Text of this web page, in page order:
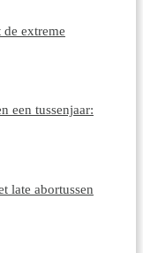
extreme
een tussenjaar:
late abortussen